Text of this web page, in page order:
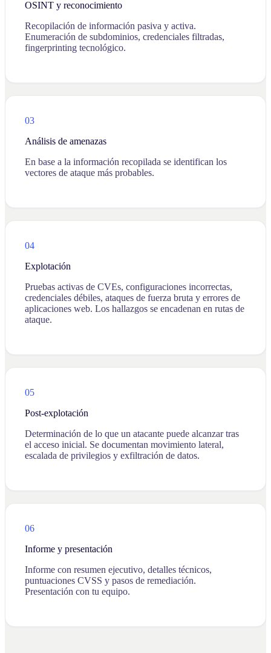
OSINT y reconocimiento
Recopilación de información pasiva y activa.
Enumeración de subdominios, credenciales filtradas,
fingerprinting tecnológico.
03
Análisis de amenazas
En base a la información recopilada se identifican los
vectores de ataque más probables.
04
Explotación
Pruebas activas de CVEs, configuraciones incorrectas,
credenciales débiles, ataques de fuerza bruta y errores de
aplicaciones web. Los hallazgos se encadenan en rutas de
ataque.
05
Post-explotación
Determinación de lo que un atacante puede alcanzar tras
el acceso inicial. Se documentan movimiento lateral,
escalada de privilegios y exfiltración de datos.
06
Informe y presentación
Informe con resumen ejecutivo, detalles técnicos,
puntuaciones CVSS y pasos de remediación.
Presentación con tu equipo.